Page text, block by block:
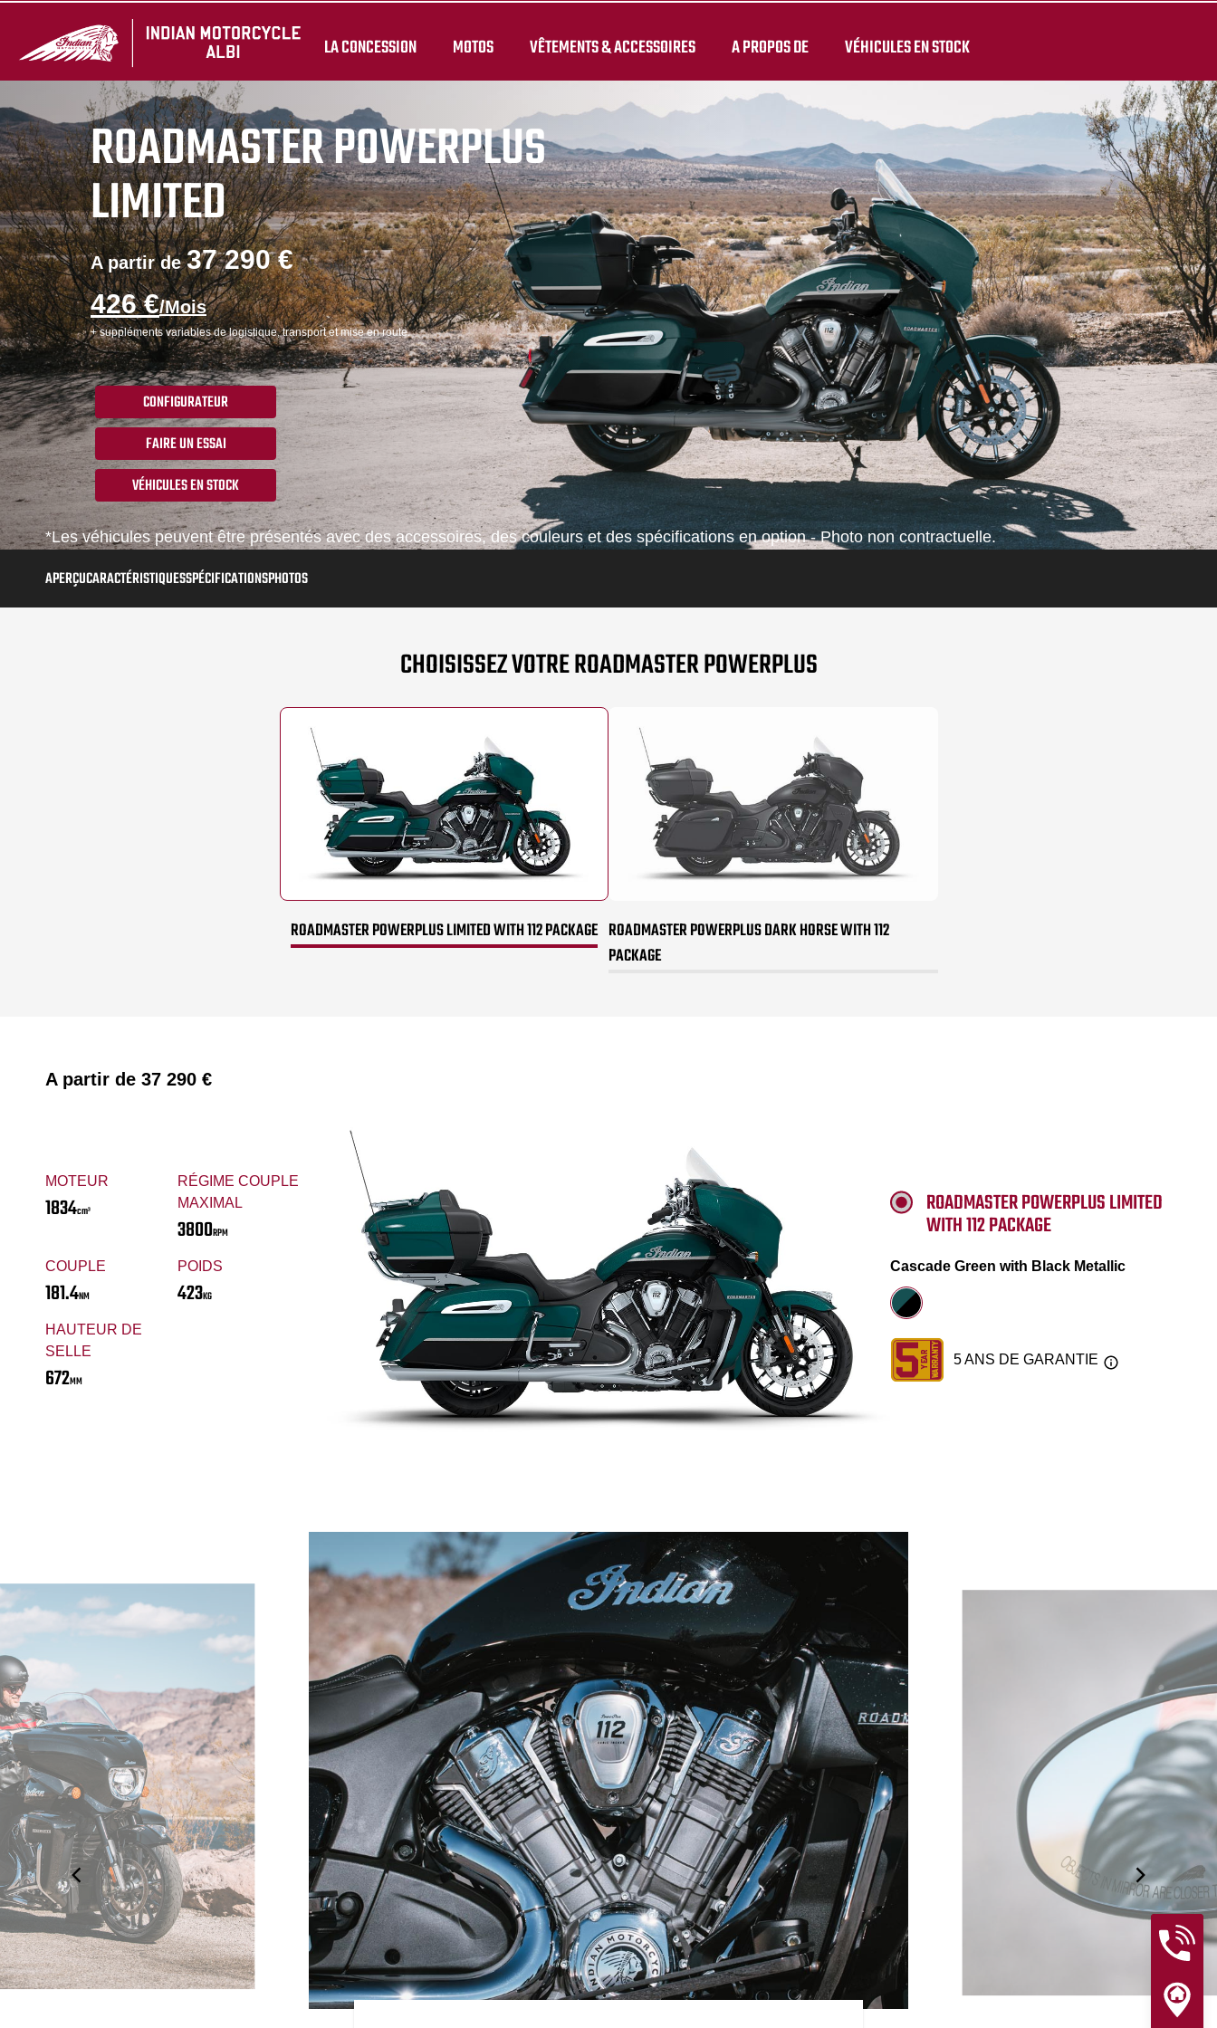
LA CONCESSION MOTOS VÊTEMENTS & ACCESSOIRES A PROPOS DE VÉHICULES EN STOCK
ROADMASTER POWERPLUS
LIMITED
A partir de37 290 €
426 €/Mois
+ suppléments variables de logistique, transport et mise en route.
CONFIGURATEUR
FAIRE UN ESSAI
VÉHICULES EN STOCK
*Les véhicules peuvent être présentés avec des accessoires, des couleurs et des spécifications en option - Photo non contractuelle.
APERÇUCARACTÉRISTIQUESSPÉCIFICATIONSPHOTOS
CHOISISSEZ VOTRE ROADMASTER POWERPLUS
ROADMASTER POWERPLUS LIMITED WITH 112 PACKAGE ROADMASTER POWERPLUS DARK HORSE WITH 112
PACKAGE
A partir de 37 290 €
MOTEUR
1834cm³
RÉGIME COUPLE
MAXIMAL
3800RPM
COUPLE
181.4NM
POIDS
423KG
HAUTEUR DE
SELLE
672MM
ROADMASTER POWERPLUS LIMITED
WITH 112 PACKAGE
Cascade Green with Black Metallic
5 ANS DE GARANTIE